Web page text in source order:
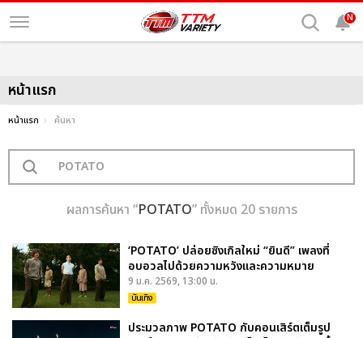
N
หน้าแรก
หน้าแรก ค้นหา
ผลการค้นหา “POTATO” ทั้งหมด 20 รายการ
‘POTATO’ ปล่อยซิงเกิลใหม่ “ยินดี” เพลงที่
อบอวลไปด้วยความหวังและความหมาย
9 ม.ค. 2569, 13:00 น.
บันเทิง
ประมวลภาพ POTATO กับคอนเสิร์ตเต็มรูป